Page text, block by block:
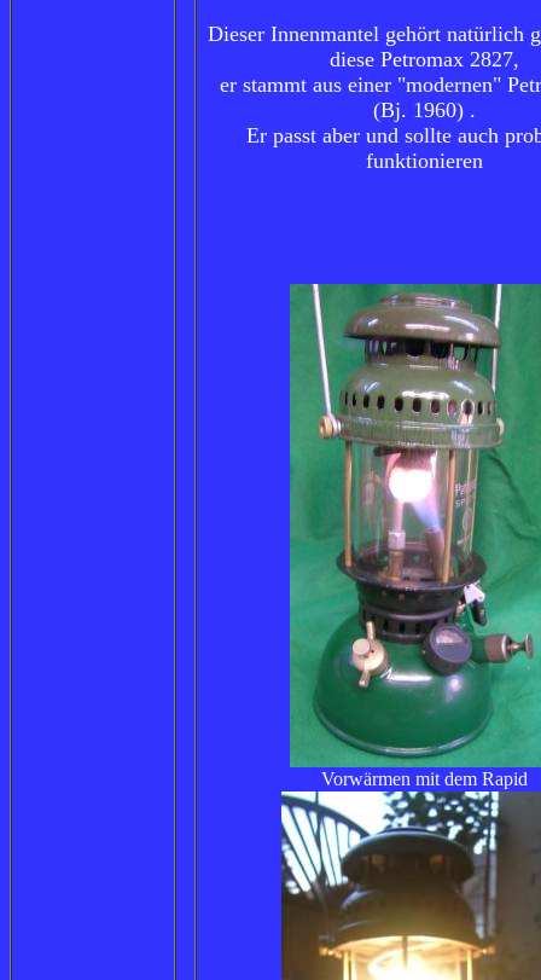
Dieser Innenmantel gehört natürlich
diese Petromax 2827,
er stammt aus einer "modernen"
(Bj. 1960) .
Er passt aber und sollte auch
funktionieren
Vorwärmen mit dem Rapid